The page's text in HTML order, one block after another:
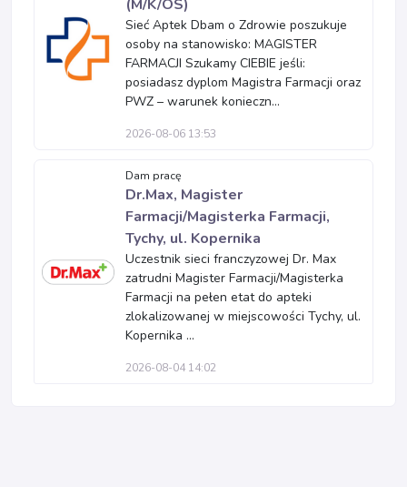
(M/K/OS)
Sieć Aptek Dbam o Zdrowie poszukuje
osoby na stanowisko: MAGISTER
FARMACJI Szukamy CIEBIE jeśli:
posiadasz dyplom Magistra Farmacji oraz
PWZ – warunek konieczn...
2026-08-06 13:53
Dam pracę
Dr.Max, Magister
Farmacji/Magisterka Farmacji,
Tychy, ul. Kopernika
Uczestnik sieci franczyzowej Dr. Max
zatrudni Magister Farmacji/Magisterka
Farmacji na pełen etat do apteki
zlokalizowanej w miejscowości Tychy, ul.
Kopernika ...
2026-08-04 14:02